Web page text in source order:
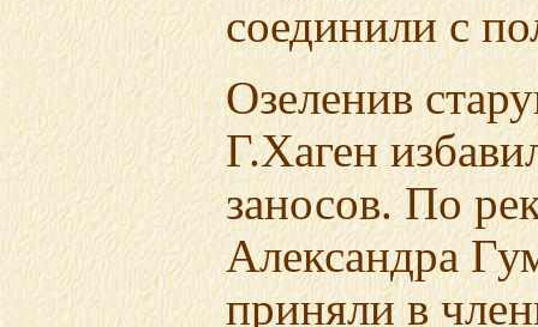
соединили с
Озеленив
Г.Хаген
заносов. По
Александра
приняли в